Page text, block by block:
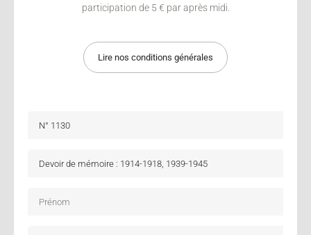
participation de 5 € par après midi.
Lire nos conditions générales